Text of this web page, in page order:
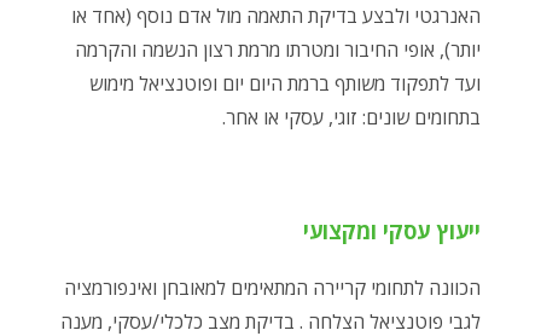
האנרגטי ולבצע בדיקת התאמה מול אדם נוסף (אחד או
יותר), אופי החיבור ומטרתו מרמת רצון הנשמה והקרמה
ועד לתפקוד משותף ברמת היום יום ופוטנציאל מימוש
בתחומים שונים: זוגי, עסקי או אחר.
ייעוץ עסקי ומקצועי
הכוונה לתחומי קריירה המתאימים למאובחן ואינפורמציה
לגבי פוטנציאל הצלחה . בדיקת מצב כלכלי/עסקי, מענה